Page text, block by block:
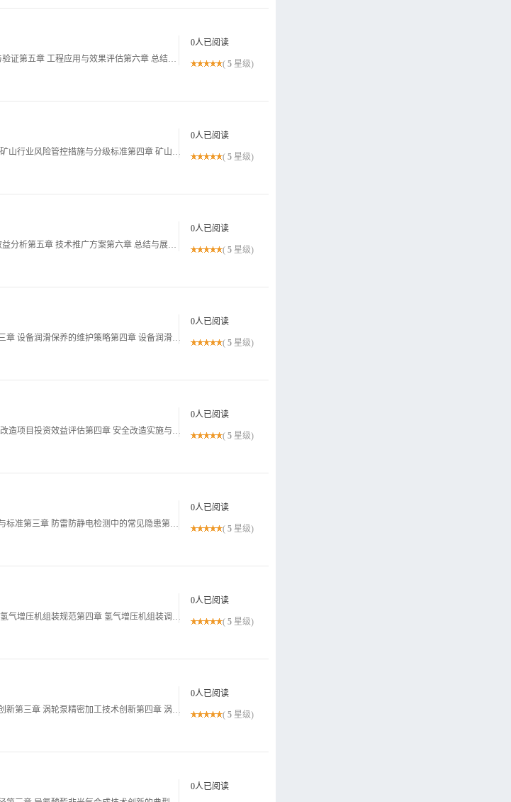
第一章 项目背景与引入第二章 工艺现状分析第三章 技术创新方案第四章 实验研究与验证第五章 工程应用与效果评估第六章 总结与展望01第一章 项目背景与引入项目背景概述铅冶炼液态渣直接还原工艺在近年来受到广泛关注，特别是在环保压力和资源回收需
0人已阅读
( 5 星级)
第一章 矿山行业安全风险分级管控概述第二章 矿山行业常见风险辨识与评估第三章 矿山行业风险管控措施与分级标准第四章 矿山行业风险管控实施与动态管理第五章 矿山行业风险管控的监督与考核第六章 矿山行业风险管控的未来趋势与展望01第一章 矿山行
0人已阅读
( 5 星级)
第一章 项目背景与意义第二章 技术创新方案设计第三章 技术性能验证第四章 经济效益分析第五章 技术推广方案第六章 总结与展望01第一章 项目背景与意义项目概述项目背景当前建筑废弃物处理现状及问题项目目标密闭化改造的主要目标与预期效果技术创新
0人已阅读
( 5 星级)
第一章 设备润滑保养的重要性：从案例看价值第二章 润滑材料的选择与性能要求第三章 设备润滑保养的维护策略第四章 设备润滑保养的检测与诊断第五章 设备润滑保养的误区与改进第六章 设备润滑保养的未来趋势01第一章 设备润滑保养的重要性：从案例看
0人已阅读
( 5 星级)
第一章 铜阳极炉安全改造项目背景与目标第二章 铜阳极炉安全改造技术方案第三章 改造项目投资效益评估第四章 安全改造实施与管理第五章 安全改造效果验证与评估第六章 结论与建议01第一章 铜阳极炉安全改造项目背景与目标项目背景介绍行业安全生产形
0人已阅读
( 5 星级)
第一章 化工企业防雷防静电检测的重要性与现状第二章 防雷防静电检测的技术方法与标准第三章 防雷防静电检测中的常见隐患第四章 防雷防静电隐患的治理方案第五章 防雷防静电检测与隐患治理的案例分析第六章 防雷防静电检测与隐患治理的长效机制建设01
0人已阅读
( 5 星级)
第一章 氢气增压机组装调试安全培训概述第二章 氢气的基本性质与安全风险第三章 氢气增压机组装规范第四章 氢气增压机组装调试流程第五章 氢气增压机组装调试中的安全防护第六章 氢气增压机组装调试安全培训总结01第一章 氢气增压机组装调试安全培训
0人已阅读
( 5 星级)
第一章 火箭发动机涡轮泵制造技术创新概述第二章 火箭发动机涡轮泵关键材料技术创新第三章 涡轮泵精密加工技术创新第四章 涡轮泵智能化制造技术创新第五章 涡轮泵轻量化与高可靠性技术创新第六章 涡轮泵制造技术创新的未来展望01第一章 火箭发动机涡
0人已阅读
( 5 星级)
0人已阅读